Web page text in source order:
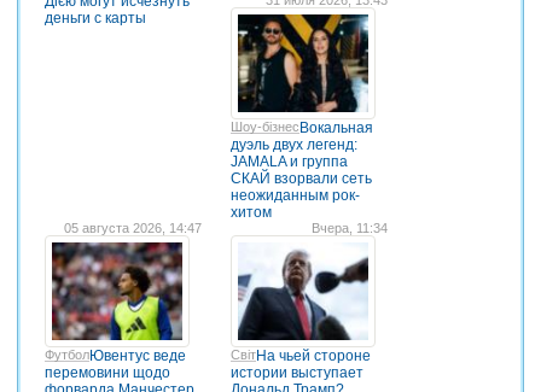
деньги с карты
Шоу-бізнес Вокальная
дуэль двух легенд:
JAMALA и группа
СКАЙ взорвали сеть
неожиданным рок-
хитом
05 августа 2026, 14:47
ФутболЮвентус веде
перемовини щодо
Вчера, 11:34
СвітНа чьей стороне
истории выступает